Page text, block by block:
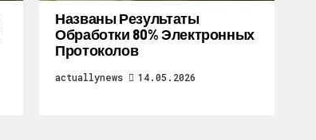
Названы Результаты
Обработки 80% Электронных
Протоколов
actuallynews 14.05.2026